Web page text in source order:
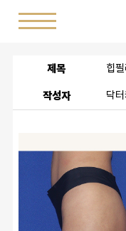
제목 힙
작성자 닥